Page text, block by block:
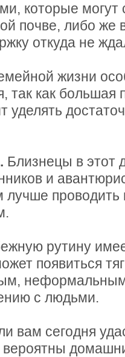
которые могут
почве, либо же
откуда не
жизни
так как
уделять
Близнецы в этот
и
лучше проводить
рутину
появиться
с людьми.
вам сегодня
вероятны